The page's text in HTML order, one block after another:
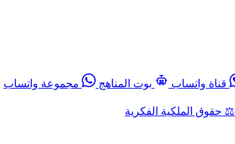
قناة واتساب بوت المناهج
مجموعة واتساب
⚖️ حقوق الملكية الفكرية